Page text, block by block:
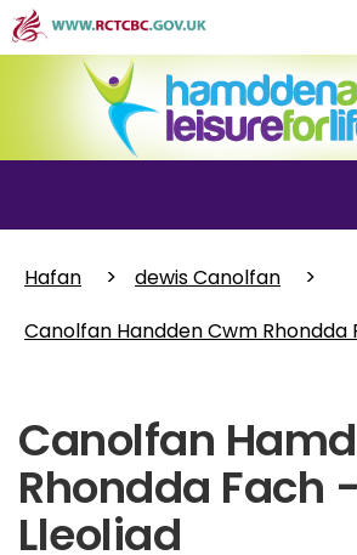
Skip
to
Hafan
dewis Canolfan
Canolfan Handden Cwm Rhondda
Canolfan
Rhondda Fach -
Lleoliad